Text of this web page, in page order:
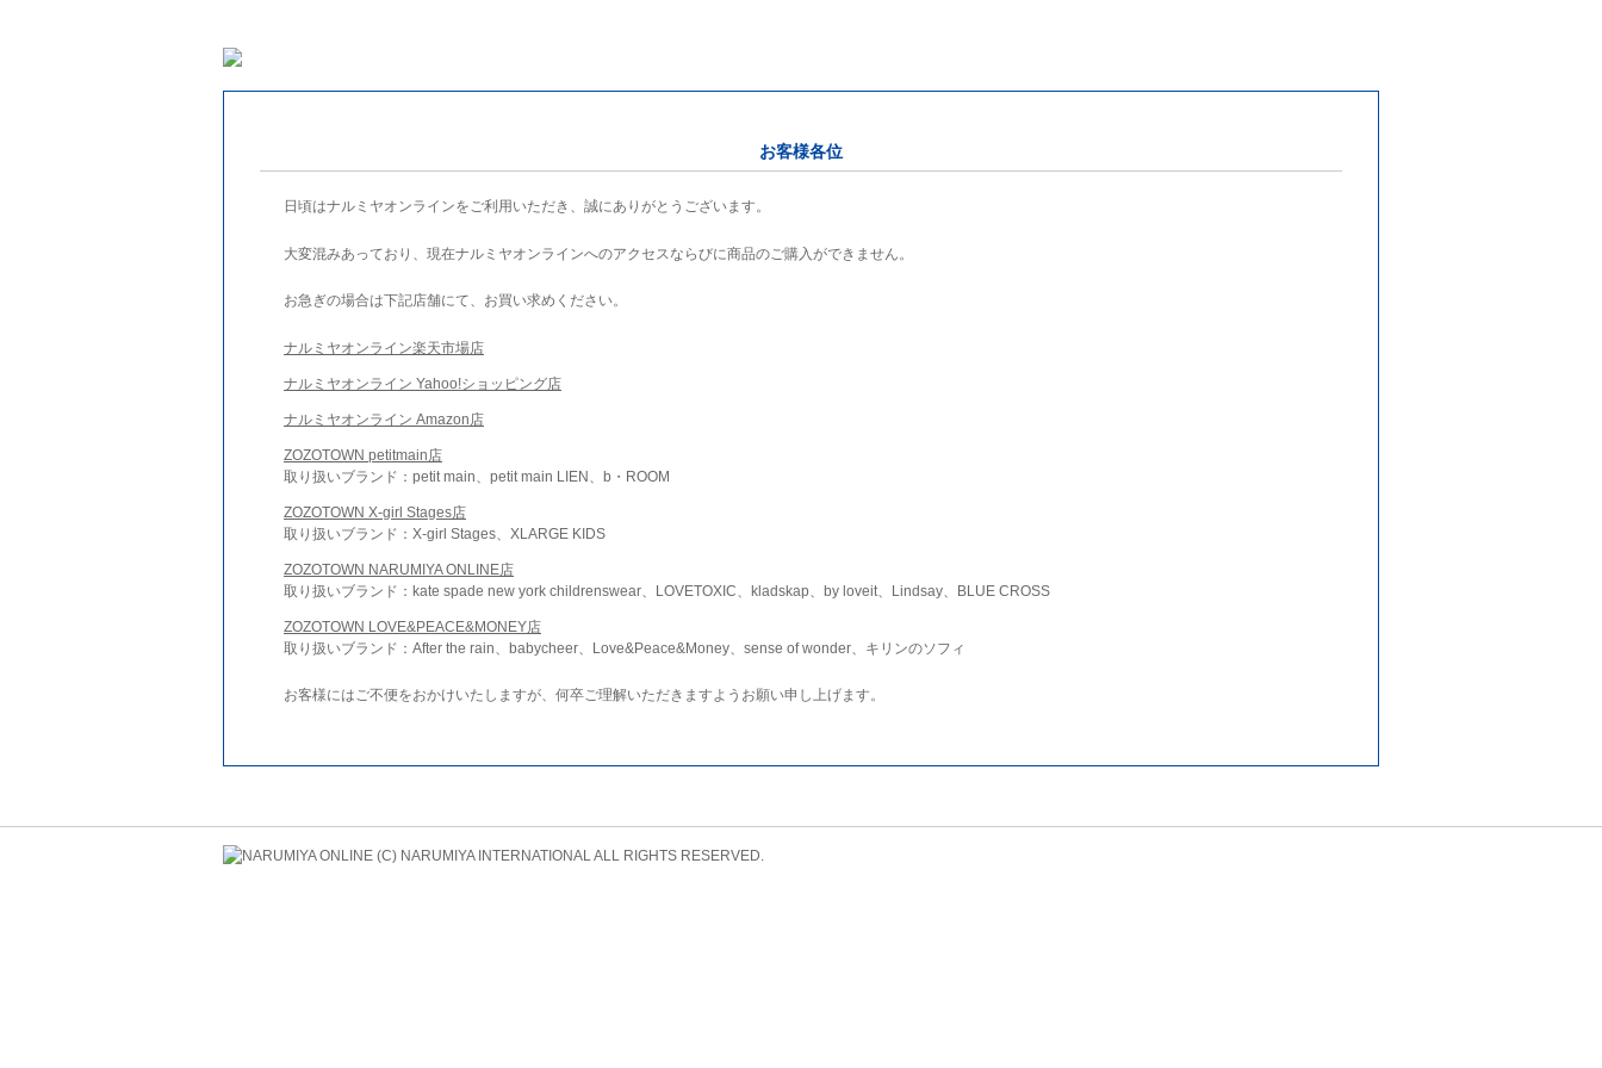
お客様各位
日頃はナルミヤオンラインをご利用いただき、誠にありがとうございます。
大変混みあっており、現在ナルミヤオンラインへのアクセスならびに商品のご購入ができません。
お急ぎの場合は下記店舗にて、お買い求めください。
ナルミヤオンライン楽天市場店
ナルミヤオンライン Yahoo!ショッピング店
ナルミヤオンライン Amazon店
ZOZOTOWN petitmain店
取り扱いブランド：petit main、petit main LIEN、b・ROOM
ZOZOTOWN X-girl Stages店
取り扱いブランド：X-girl Stages、XLARGE KIDS
ZOZOTOWN NARUMIYA ONLINE店
取り扱いブランド：kate spade new york childrenswear、LOVETOXIC、kladskap、by loveit、Lindsay、BLUE CROSS
ZOZOTOWN LOVE&PEACE&MONEY店
取り扱いブランド：After the rain、babycheer、Love&Peace&Money、sense of wonder、キリンのソフィ
お客様にはご不便をおかけいたしますが、何卒ご理解いただきますようお願い申し上げます。